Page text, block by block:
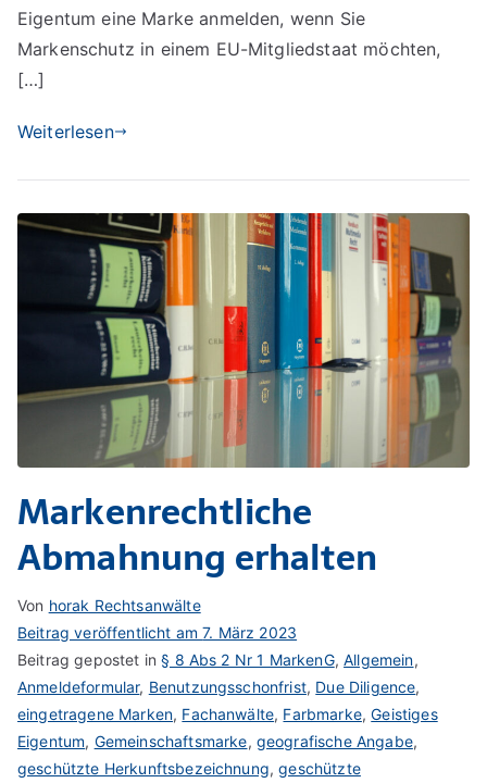
Eigentum eine Marke anmelden, wenn Sie
Markenschutz in einem EU-Mitgliedstaat möchten,
[…]
Weiterlesen
Markenrechtliche
Abmahnung erhalten
Von horak Rechtsanwälte
Beitrag veröffentlicht am7. März 2023
Beitrag gepostet in§ 8 Abs 2 Nr 1 MarkenG,Allgemein,
Anmeldeformular, Benutzungsschonfrist, Due Diligence,
eingetragene Marken, Fachanwälte, Farbmarke,Geistiges
Eigentum, Gemeinschaftsmarke, geografische Angabe,
geschützte Herkunftsbezeichnung,geschützte